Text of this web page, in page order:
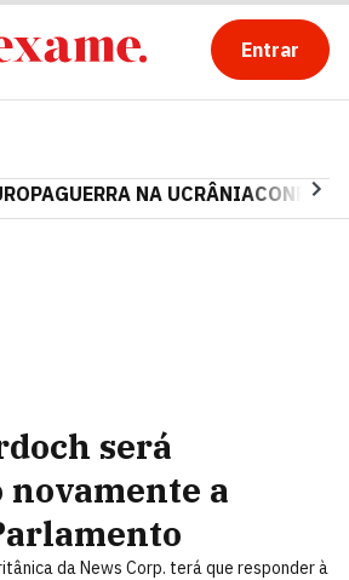
Entrar
GUERRA NA UCRÂNIA
será
novamente a
da News Corp. terá que responder à